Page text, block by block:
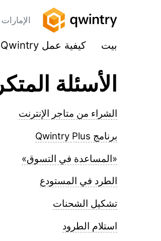
بيت كيفية عمل Qwintry
الأسئلة
الشراء من متاجر الإنترنت
برنامج Qwintry Plus
«المساعدة في التسوق»
الطرد في المستودع
تشكيل الشحنات
استلام الطرود